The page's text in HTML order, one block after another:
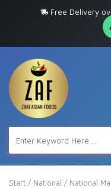
Free Delivery
Start / National / National